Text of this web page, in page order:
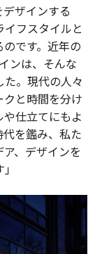
ザインする
フスタイルと
です。近年の
ンは、そんな
。現代の人々
と時間を分け
仕立てにもよ
を鑑み、私た
、デザインを